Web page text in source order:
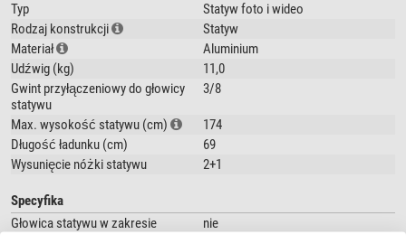
którym Ty, statyw, i lornetka/aparat jesteście widzami.
Do lunet i kamer
Dużą zaletą statywów Titania jest wysoka nośność, która w zależności od
modelu wynosi 5-8 kg. Zamocuj po prostu swoją kamerę lub lunetę do
obserwacji przyrody. Trzymają się tak stabilnie, że możesz rozkoszować
się absolutnie niezmąconymi obserwacjami. Inaczej niż w przypadku wielu
innych statywów aluminiowych, te modele składają się z aluminiowych
rurek, które mają możliwość 3-stopniowego wysuwu co przekłada się na
W akcji
Typ
Statyw foto i wideo
Rodzaj konstrukcji
Statyw
Materiał
Aluminium
Udźwig (kg)
11,0
Gwint przyłączeniowy do głowicy
statywu
3/8
Max. wysokość statywu (cm)
174
Długość ładunku (cm)
69
Wysunięcie nóżki statywu
2+1
Specyfika
Głowica statywu w zakresie
nie